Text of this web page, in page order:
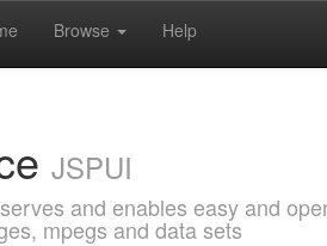
Browse Help
JSPUI
and enables easy and
mpegs and data sets